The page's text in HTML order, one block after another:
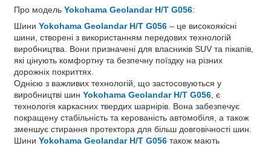
Про модель Yokohama Geolandar H/T G056:
Шини Yokohama Geolandar H/T G056 – це високоякісні
шини, створені з використанням передових технологій
виробництва. Вони призначені для власників SUV та пікапів,
які цінують комфортну та безпечну поїздку на різних
дорожніх покриттях.
Однією з важливих технологій, що застосовуються у
виробництві шин Yokohama Geolandar H/T G056 , є
технологія каркасних твердих шарнірів. Вона забезпечує
покращену стабільність та керованість автомобіля, а також
зменшує стирання протектора для більш довговічності шин.
Шини Yokohama Geolandar H/T G056 також мають